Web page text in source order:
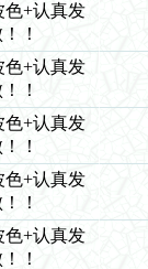
色+认真发
！
色+认真发
！
色+认真发
！
色+认真发
！
色+认真发
！